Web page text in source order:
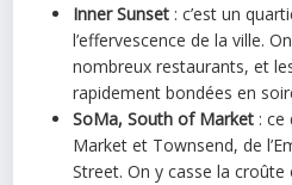
Inner Sunset : c’est un
l’effervescence de la ville.
nombreux restaurants, et
rapidement bondées en
SoMa, South of Market : ce
Market et Townsend, de
Street. On y casse la croûte